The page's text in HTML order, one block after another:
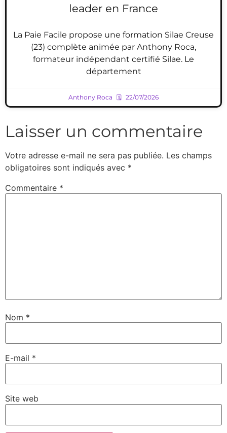
leader en France
La Paie Facile propose une formation Silae Creuse
(23) complète animée par Anthony Roca,
formateur indépendant certifié Silae. Le
département
Anthony Roca 22/07/2026
Laisser un commentaire
Votre adresse e-mail ne sera pas publiée. Les champs
obligatoires sont indiqués avec *
Commentaire *
Nom *
E-mail *
Site web